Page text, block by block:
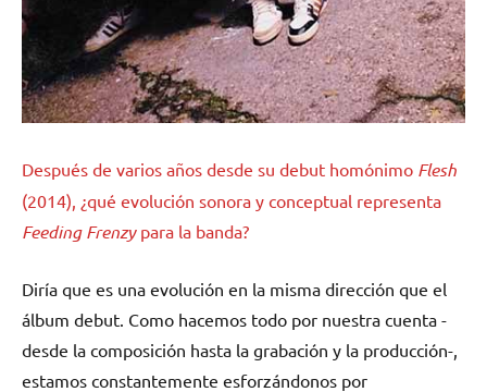
Después de varios años desde su debut homónimo Flesh
(2014), ¿qué evolución sonora y conceptual representa
Feeding Frenzypara la banda?
Diría que es una evolución en la misma dirección que el
álbum debut. Como hacemos todo por nuestra cuenta -
desde la composición hasta la grabación y la producción-,
estamos constantemente esforzándonos por